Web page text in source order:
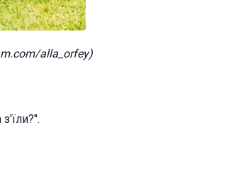
alla_orfey)